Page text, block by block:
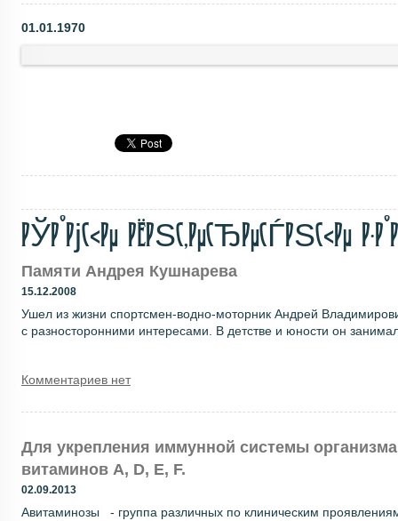
01.01.1970
РЎР°РјС‹Рµ РёРЅС‚РµСЂРµСЃРЅС‹Рµ
Памяти Андрея Кушнарева
15.12.2008
Ушел из жизни спортсмен-водно-моторник Андрей
с разносторонними интересами. В детстве и юности он
Комментариев нет
Для укрепления иммунной системы
витаминов A, D, E, F.
02.09.2013
Авитаминозы - группа различных по клиническим